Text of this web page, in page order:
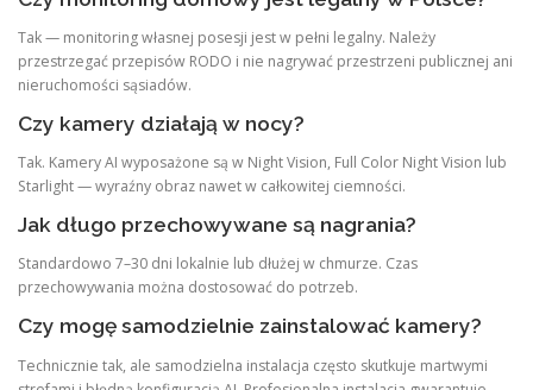
Tak — monitoring własnej posesji jest w pełni legalny. Należy
przestrzegać przepisów RODO i nie nagrywać przestrzeni publicznej ani
nieruchomości sąsiadów.
Czy kamery działają w nocy?
Tak. Kamery AI wyposażone są w Night Vision, Full Color Night Vision lub
Starlight — wyraźny obraz nawet w całkowitej ciemności.
Jak długo przechowywane są nagrania?
Standardowo 7–30 dni lokalnie lub dłużej w chmurze. Czas
przechowywania można dostosować do potrzeb.
Czy mogę samodzielnie zainstalować kamery?
Technicznie tak, ale samodzielna instalacja często skutkuje martwymi